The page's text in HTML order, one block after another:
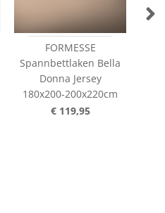
FORMESSE
Spannbettlaken Bella
Donna Jersey
180x200-200x220cm
€ 119,95